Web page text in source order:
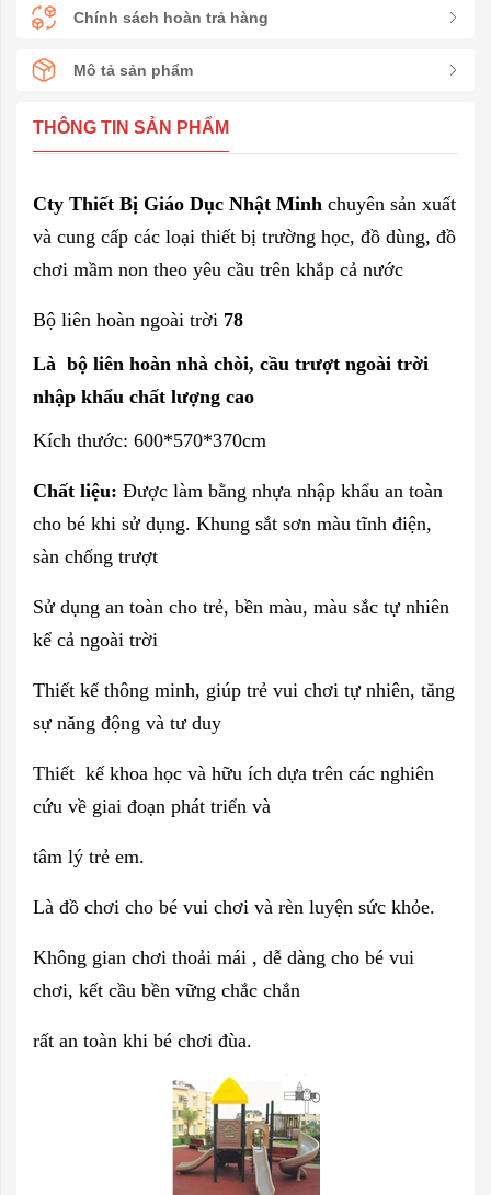
Chính sách hoàn trả hàng
Mô tả sản phẩm
THÔNG TIN SẢN PHẨM
Cty Thiết Bị Giáo Dục Nhật Minh chuyên sản xuất
và cung cấp các loại thiết bị trường học, đồ dùng, đồ
chơi mầm non theo yêu cầu trên khắp cả nước
Bộ liên hoàn ngoài trời 78
Là bộ liên hoàn nhà chòi, cầu trượt ngoài trời
nhập khẩu chất lượng cao
Kích thước: 600*570*370cm
Chất liệu: Được làm bằng nhựa nhập khẩu an toàn
cho bé khi sử dụng. Khung sắt sơn màu tĩnh điện,
sàn chống trượt
Sử dụng an toàn cho trẻ, bền màu, màu sắc tự nhiên
kể cả ngoài trời
Thiết kế thông minh, giúp trẻ vui chơi tự nhiên, tăng
sự năng động và tư duy
Thiết kế khoa học và hữu ích dựa trên các nghiên
cứu về giai đoạn phát triển và
tâm lý trẻ em.
Là đồ chơi cho bé vui chơi và rèn luyện sức khỏe.
Không gian chơi thoải mái , dễ dàng cho bé vui
chơi, kết cầu bền vững chắc chắn
rất an toàn khi bé chơi đùa.